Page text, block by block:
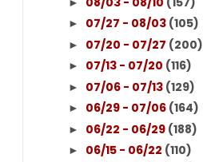
► 07/27 - 08/03 (105)
► 07/20 - 07/27 (200)
► 07/13 - 07/20 (116)
► 07/06 - 07/13 (129)
► 06/29 - 07/06 (164)
► 06/22 - 06/29 (188)
► 06/15 - 06/22 (110)